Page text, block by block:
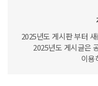
2025년도 게시판 부터
2025년도 게시글은
이용